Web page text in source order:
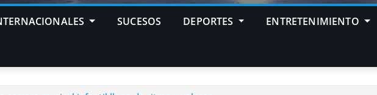
SUCESOS DEPORTES ENTRETENIMIENTO